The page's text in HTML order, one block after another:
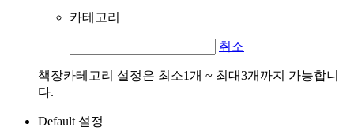
카테고리
취소
책장카테고리 설정은 최소1개 ~ 최대3개까지 가능합니
다.
Default 설정